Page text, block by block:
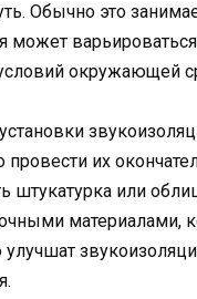
Обычно это
может
окружающей
их
штукатурка или
материалами,
улучшат